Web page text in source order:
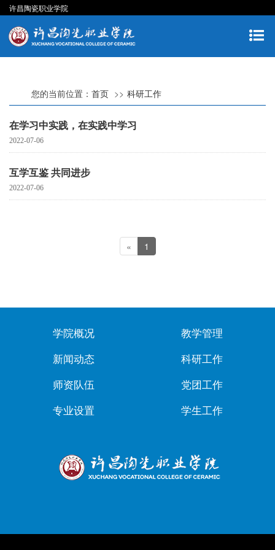
许昌陶瓷职业学院
您的当前位置： 首页 科研工作
在学习中实践，在实践中学习
2022-07-06
互学互鉴 共同进步
2022-07-06
« 1
学院概况
新闻动态
师资队伍
专业设置
教学管理
科研工作
党团工作
学生工作